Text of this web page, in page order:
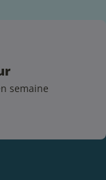
il perdra
aux
de
semaine